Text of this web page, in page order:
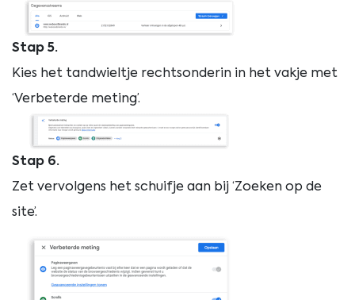
Stap 5.
Kies het tandwieltje rechtsonderin in het vakje met
‘Verbeterde meting’.
Stap 6.
Zet vervolgens het schuifje aan bij ‘Zoeken op de
site’.